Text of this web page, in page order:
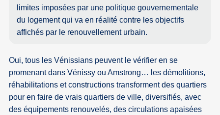
limites imposées par une politique gouvernementale
du logement qui va en réalité contre les objectifs
affichés par le renouvellement urbain.
Oui, tous les Vénissians peuvent le vérifier en se
promenant dans Vénissy ou Amstrong… les démolitions,
réhabilitations et constructions transforment des quartiers
pour en faire de vrais quartiers de ville, diversifiés, avec
des équipements renouvelés, des circulations apaisées